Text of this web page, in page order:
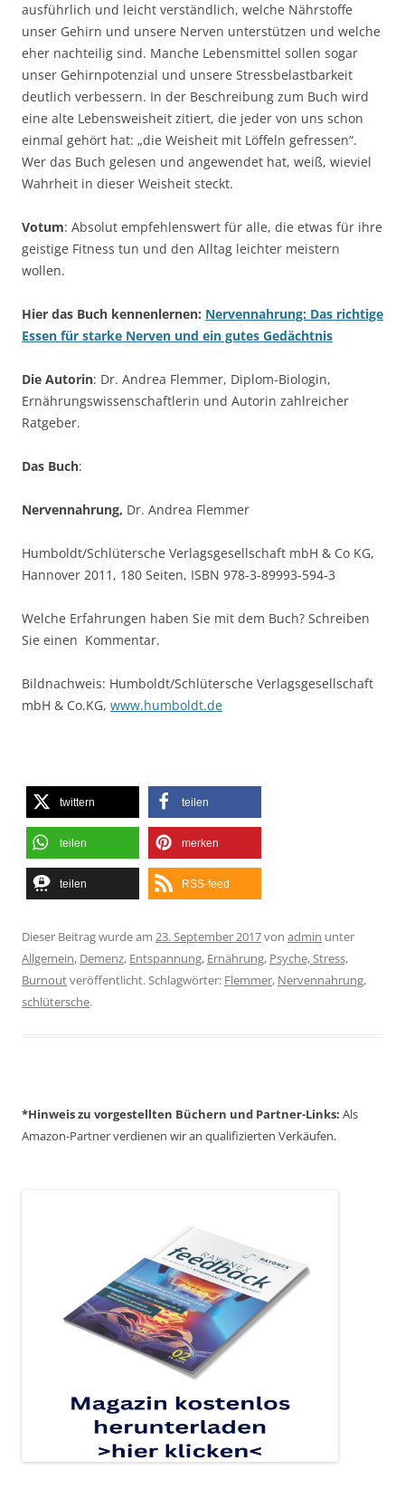
ausführlich und leicht verständlich, welche Nährstoffe
unser Gehirn und unsere Nerven unterstützen und welche
eher nachteilig sind. Manche Lebensmittel sollen sogar
unser Gehirnpotenzial und unsere Stressbelastbarkeit
deutlich verbessern. In der Beschreibung zum Buch wird
eine alte Lebensweisheit zitiert, die jeder von uns schon
einmal gehört hat: „die Weisheit mit Löffeln gefressen“.
Wer das Buch gelesen und angewendet hat, weiß, wieviel
Wahrheit in dieser Weisheit steckt.
Votum: Absolut empfehlenswert für alle, die etwas für ihre
geistige Fitness tun und den Alltag leichter meistern
wollen.
Hier das Buch kennenlernen: Nervennahrung: Das richtige
Essen für starke Nerven und ein gutes Gedächtnis
Die Autorin: Dr. Andrea Flemmer, Diplom-Biologin,
Ernährungswissenschaftlerin und Autorin zahlreicher
Ratgeber.
Das Buch:
Nervennahrung, Dr. Andrea Flemmer
Humboldt/Schlütersche Verlagsgesellschaft mbH & Co KG,
Hannover 2011, 180 Seiten, ISBN 978-3-89993-594-3
Welche Erfahrungen haben Sie mit dem Buch? Schreiben
Sie einen Kommentar.
Bildnachweis: Humboldt/Schlütersche Verlagsgesellschaft
mbH & Co.KG, www.humboldt.de
twittern teilen
teilen merken
teilen RSS-feed
Dieser Beitrag wurde am 23. September 2017von admin unter
Allgemein, Demenz, Entspannung, Ernährung, Psyche, Stress,
Burnoutveröffentlicht. Schlagwörter: Flemmer, Nervennahrung,
schlütersche.
*Hinweis zu vorgestellten Büchern und Partner-Links: Als
Amazon-Partner verdienen wir an qualifizierten Verkäufen.